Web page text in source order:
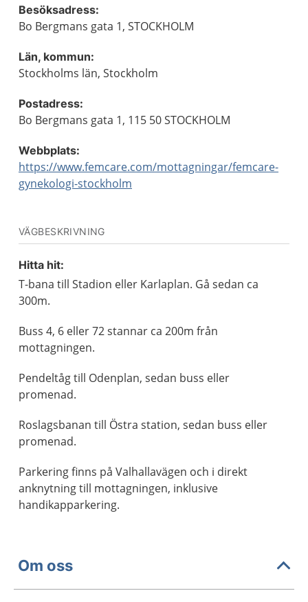
Besöksadress:
Bo Bergmans gata 1, STOCKHOLM
Län, kommun:
Stockholms län, Stockholm
Postadress:
Bo Bergmans gata 1, 115 50 STOCKHOLM
Webbplats:
https://www.femcare.com/mottagningar/femcare-
gynekologi-stockholm
VÄGBESKRIVNING
Hitta hit:
T-bana till Stadion eller Karlaplan. Gå sedan ca
300m.
Buss 4, 6 eller 72 stannar ca 200m från
mottagningen.
Pendeltåg till Odenplan, sedan buss eller
promenad.
Roslagsbanan till Östra station, sedan buss eller
promenad.
Parkering finns på Valhallavägen och i direkt
anknytning till mottagningen, inklusive
handikapparkering.
Om oss